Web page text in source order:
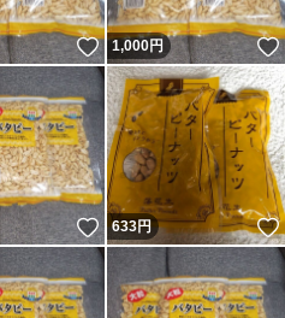
いいね！
1,000円
いいね！
633円